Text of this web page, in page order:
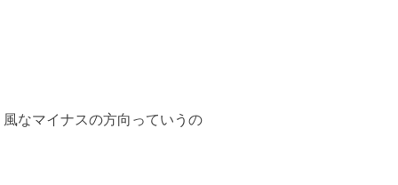
なマイナスの方向っていうの